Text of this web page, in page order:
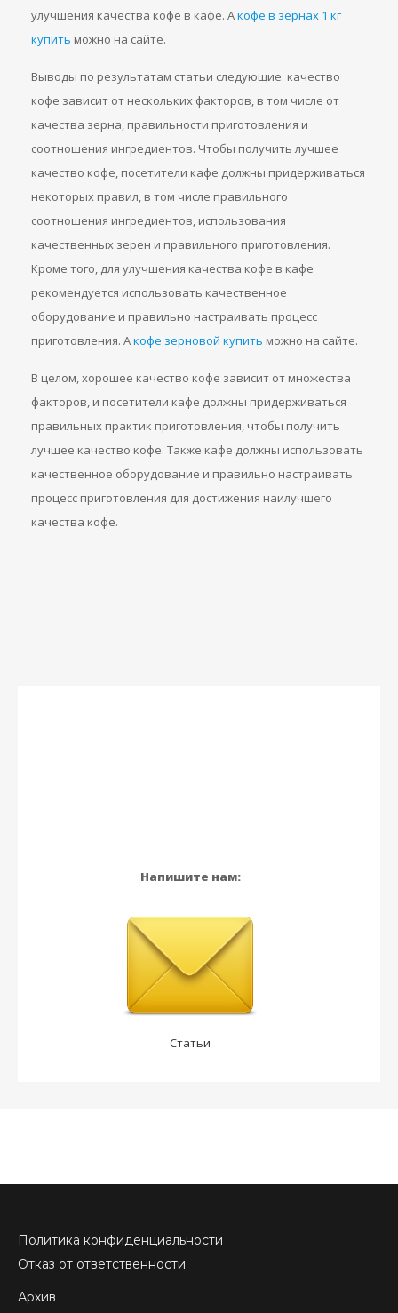
улучшения качества кофе в кафе. Акофе в зернах 1 кг
купить можно на сайте.
Выводы по результатам статьи следующие: качество
кофе зависит от нескольких факторов, в том числе от
качества зерна, правильности приготовления и
соотношения ингредиентов. Чтобы получить лучшее
качество кофе, посетители кафе должны придерживаться
некоторых правил, в том числе правильного
соотношения ингредиентов, использования
качественных зерен и правильного приготовления.
Кроме того, для улучшения качества кофе в кафе
рекомендуется использовать качественное
оборудование и правильно настраивать процесс
приготовления. Акофе зерновой купить можно на сайте.
В целом, хорошее качество кофе зависит от множества
факторов, и посетители кафе должны придерживаться
правильных практик приготовления, чтобы получить
лучшее качество кофе. Также кафе должны использовать
качественное оборудование и правильно настраивать
процесс приготовления для достижения наилучшего
качества кофе.
Напишите нам:
Статьи
Политика конфиденциальности
Отказ от ответственности
Архив